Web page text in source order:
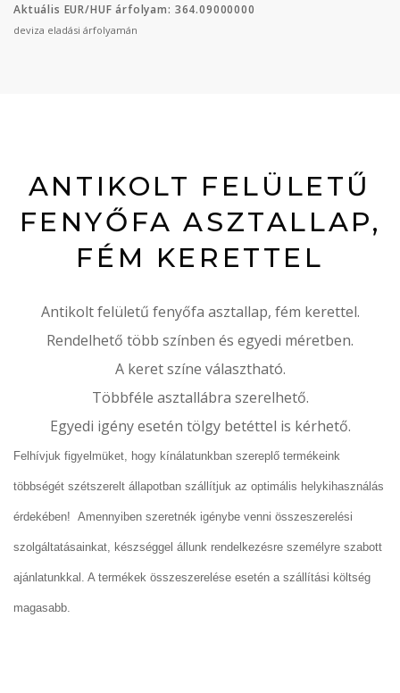
Aktuális EUR/HUF árfolyam: 364.09000000
deviza eladási árfolyamán
ANTIKOLT FELÜLETŰ
FENYŐFA ASZTALLAP,
FÉM KERETTEL
Antikolt felületű fenyőfa asztallap, fém kerettel.
Rendelhető több színben és egyedi méretben.
A keret színe választható.
Többféle asztallábra szerelhető.
Egyedi igény esetén tölgy betéttel is kérhető.
Felhívjuk figyelmüket, hogy kínálatunkban szereplő termékeink
többségét szétszerelt állapotban szállítjuk az optimális helykihasználás
érdekében! Amennyiben szeretnék igénybe venni összeszerelési
szolgáltatásainkat, készséggel állunk rendelkezésre személyre szabott
ajánlatunkkal. A termékek összeszerelése esetén a szállítási költség
magasabb.